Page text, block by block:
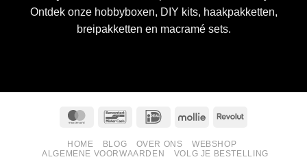
Ontdek onze hobbyboxen, DIY kits, haakpakketten,
breipakketten en macramé sets.
MasterCardBancontactIDeal Mollie Revolut
HOME BLOG OVER ONS
WEBSHOP
ALGEMENE VOORWAARDEN
VOLG JE BESTELLING